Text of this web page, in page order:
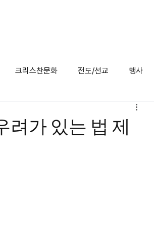
크리스찬문화 전도/선교 행사
려가 있는 법 제